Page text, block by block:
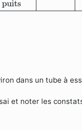
puits
dans un tube à
et noter les